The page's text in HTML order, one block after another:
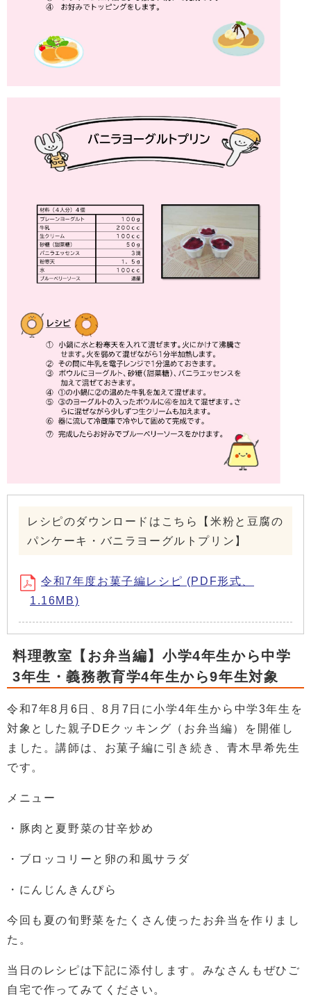
レシピのダウンロードはこちら【米粉と豆腐の
パンケーキ・バニラヨーグルトプリン】
令和7年度お菓子編レシピ (PDF形式、
1.16MB)
料理教室【お弁当編】小学4年生から中学
3年生・義務教育学4年生から9年生対象
令和7年8月6日、8月7日に小学4年生から中学3年生を
対象とした親子DEクッキング（お弁当編）を開催し
ました。講師は、お菓子編に引き続き、青木早希先生
です。
メニュー
・豚肉と夏野菜の甘辛炒め
・ブロッコリーと卵の和風サラダ
・にんじんきんぴら
今回も夏の旬野菜をたくさん使ったお弁当を作りまし
た。
当日のレシピは下記に添付します。みなさんもぜひご
自宅で作ってみてください。